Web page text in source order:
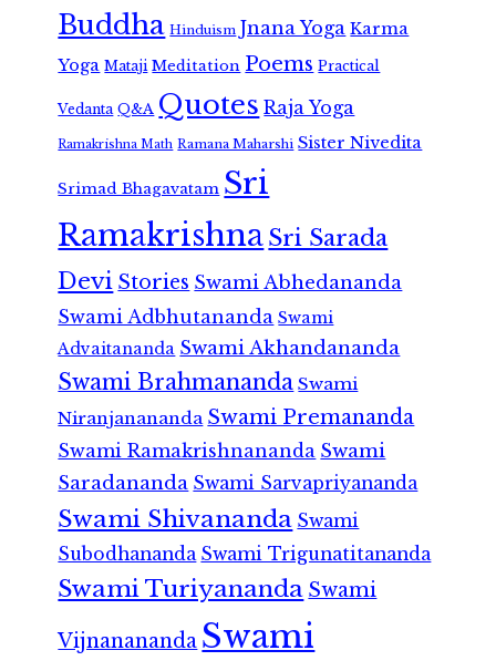
Buddha Hinduism Jnana Yoga Karma
Yoga Mataji Meditation Poems Practical
Vedanta Q&A Quotes Raja Yoga
Ramakrishna Math Ramana Maharshi Sister Nivedita
Srimad Bhagavatam Sri
RamakrishnaSri Sarada
Devi Stories Swami Abhedananda
Swami Adbhutananda Swami
Advaitananda Swami Akhandananda
Swami Brahmananda Swami
Niranjanananda Swami Premananda
Swami Ramakrishnananda Swami
Saradananda Swami Sarvapriyananda
Swami Shivananda Swami
Subodhananda Swami Trigunatitananda
Swami Turiyananda Swami
Vijnanananda Swami